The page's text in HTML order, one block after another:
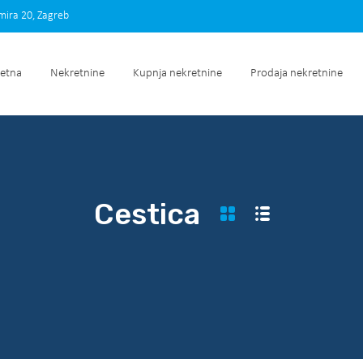
Početna Nekretnine Kupnja nekretnine Prodaja
20, Zagreb
Nekretnine Kupnja nekretnine Prodaja nekretnine
Cestica